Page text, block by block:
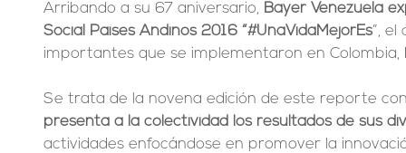
Arribando a su 67 aniversario, Bayer Venezuela
Social Países Andinos 2016 “#UnaVidaMejorEs”, el
importantes que se implementaron en Colombia,
Se trata de la novena edición de este reporte
presenta a la colectividad los resultados de sus
actividades enfocándose en promover la